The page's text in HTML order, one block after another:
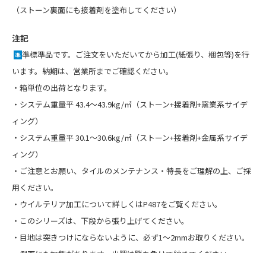
（ストーン裏面にも接着剤を塗布してください）
注記
準準標準品です。ご注文をいただいてから加工(紙張り、梱包等)を行
います。納期は、営業所までご確認ください。
・箱単位の出荷となります。
・システム重量平 43.4〜43.9kg/㎡（ストーン+接着剤+窯業系サイデ
ィング）
・システム重量平 30.1〜30.6kg/㎡（ストーン+接着剤+金属系サイデ
ィング）
・ ご注意とお願い、 タイルのメンテナンス・特長をご理解の上、ご採
用ください。
・ウイルテリア加工について詳しくはP487をご覧ください。
・このシリーズは、下段から張り上げてください。
・目地は突きつけにならないように、必ず1〜2mmお取りください。